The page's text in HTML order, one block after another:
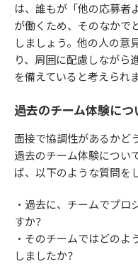
は、誰もが「他の応募者
が働くため、そのなかで
しましょう。他の人の意
り、周囲に配慮しながら
を備えていると考えられま
過去のチーム体験につ
面接で協調性があるかど
過去のチーム体験につい
ば、以下のような質問を
・過去に、チームでプロ
すか？
・そのチームではどの
しましたか？